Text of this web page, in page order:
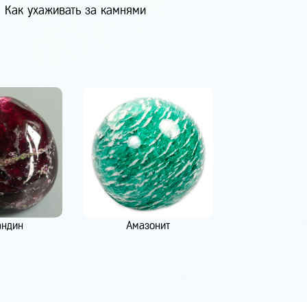
Как ухаживать за камнями
Амазонит